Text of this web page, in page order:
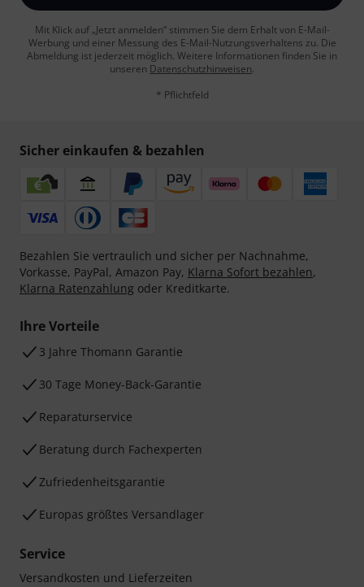
Mit Klick auf „Jetzt anmelden“ stimmen Sie dem Erhalt von E-Mail-
Werbung und einer Messung des E-Mail-Nutzungsverhaltens zu. Die
Abmeldung ist jederzeit möglich. Weitere Informationen finden Sie in
unseren Datenschutzhinweisen.
* Pflichtfeld
Sicher einkaufen & bezahlen
Bezahlen Sie vertraulich und sicher per Nachnahme,
Vorkasse, PayPal, Amazon Pay, Klarna Sofort bezahlen,
Klarna Ratenzahlung oder Kreditkarte.
Ihre Vorteile
3 Jahre Thomann Garantie
30 Tage Money-Back-Garantie
Reparaturservice
Beratung durch Fachexperten
Zufriedenheitsgarantie
Europas größtes Versandlager
Service
Versandkosten und Lieferzeiten